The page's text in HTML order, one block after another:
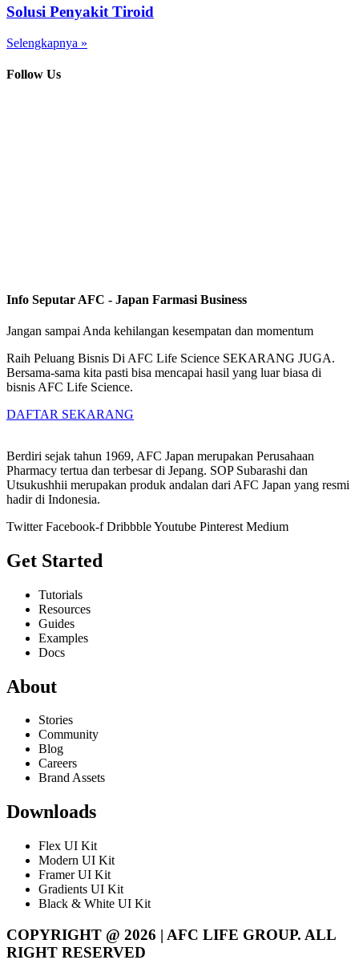
Solusi Penyakit Tiroid
Selengkapnya »
Follow Us
Info Seputar AFC - Japan Farmasi Business
Jangan sampai Anda kehilangan kesempatan dan momentum
Raih Peluang Bisnis Di AFC Life Science SEKARANG JUGA.
Bersama-sama kita pasti bisa mencapai hasil yang luar biasa di
bisnis AFC Life Science.
DAFTAR SEKARANG
Berdiri sejak tahun 1969, AFC Japan merupakan Perusahaan
Pharmacy tertua dan terbesar di Jepang. SOP Subarashi dan
Utsukushhii merupakan produk andalan dari AFC Japan yang resmi
hadir di Indonesia.
Twitter Facebook-f DribbbleYoutube Pinterest Medium
Get Started
Tutorials
Resources
Guides
Examples
Docs
About
Stories
Community
Blog
Careers
Brand Assets
Downloads
Flex UI Kit
Modern UI Kit
Framer UI Kit
Gradients UI Kit
Black & White UI Kit
COPYRIGHT @ 2026 | AFC LIFE GROUP. ALL
RIGHT RESERVED